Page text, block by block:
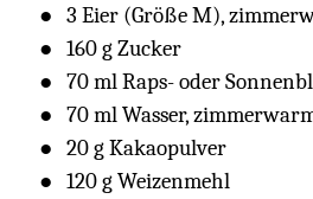
3 Eier (Größe M),
160 g Zucker
70 ml Raps- oder
70 ml Wasser,
20 g Kakaopulver
120 g Weizenmehl